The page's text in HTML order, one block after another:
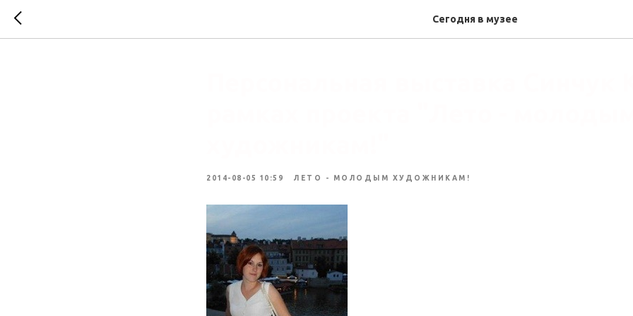
Сегодня в музее
2014-08-05 10:59 ЛЕТО - МОЛОДЫМ ХУДОЖНИКАМ!